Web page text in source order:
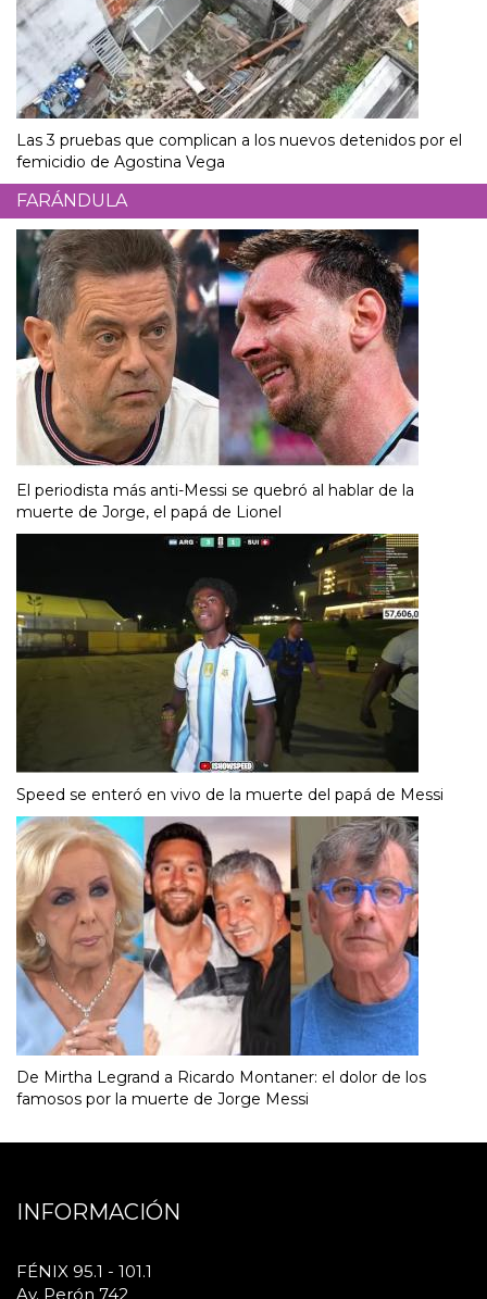
Las 3 pruebas que complican a los nuevos detenidos por el
femicidio de Agostina Vega
FARÁNDULA
El periodista más anti-Messi se quebró al hablar de la
muerte de Jorge, el papá de Lionel
Speed se enteró en vivo de la muerte del papá de Messi
De Mirtha Legrand a Ricardo Montaner: el dolor de los
famosos por la muerte de Jorge Messi
INFORMACIÓN
FÉNIX 95.1 - 101.1
Av. Perón 742